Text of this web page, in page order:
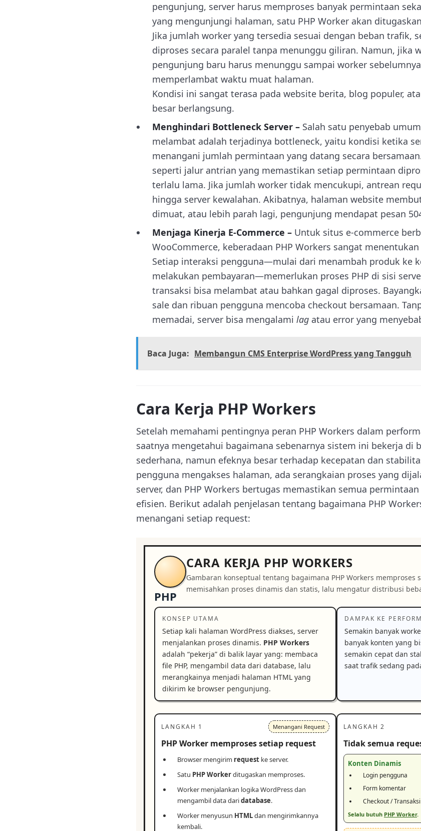
pengunjung, server harus memproses banyak permintaan
yang mengunjungi halaman, satu PHP Worker akan
Jika jumlah worker yang tersedia sesuai dengan beban trafik,
diproses secara paralel tanpa menunggu giliran. Namun, jika
pengunjung baru harus menunggu sampai worker
memperlambat waktu muat halaman.
Kondisi ini sangat terasa pada website berita, blog populer,
besar berlangsung.
Menghindari Bottleneck Server – Salah satu penyebab
melambat adalah terjadinya bottleneck, yaitu kondisi ketika
menangani jumlah permintaan yang datang secara
seperti jalur antrian yang memastikan setiap permintaan
terlalu lama. Jika jumlah worker tidak mencukupi, antrean
hingga server kewalahan. Akibatnya, halaman website
dimuat, atau lebih parah lagi, pengunjung mendapat pesan
Menjaga Kinerja E-Commerce – Untuk situs e-commerce
WooCommerce, keberadaan PHP Workers sangat
Setiap interaksi pengguna—mulai dari menambah produk ke
melakukan pembayaran—memerlukan proses PHP di sisi
transaksi bisa melambat atau bahkan gagal diproses.
sale dan ribuan pengguna mencoba checkout bersamaan.
memadai, server bisa mengalami lag atau error yang
Baca Juga: Membangun CMS Enterprise WordPress yang Tangguh
Cara Kerja PHP Workers
Setelah memahami pentingnya peran PHP Workers dalam
saatnya mengetahui bagaimana sebenarnya sistem ini bekerja di
sederhana, namun efeknya besar terhadap kecepatan dan
pengguna mengakses halaman, ada serangkaian proses yang
server, dan PHP Workers bertugas memastikan semua
efisien. Berikut adalah penjelasan tentang bagaimana PHP
menangani setiap request:
PHP
CARA KERJA PHP WORKERS
Gambaran konseptual tentang bagaimana PHP Workers memproses
memisahkan proses dinamis dan statis, lalu mengatur distribusi
KONSEP UTAMA
Setiap kali halaman WordPress diakses, server
menjalankan proses dinamis. PHP Workers
adalah “pekerja” di balik layar yang: membaca
file PHP, mengambil data dari database, lalu
merangkainya menjadi halaman HTML yang
dikirim ke browser pengunjung.
DAMPAK KE
Semakin banyak
banyak konten yang
semakin cepat dan
saat trafik sedang
LANGKAH 1 Menangani Request
PHP Worker memproses setiap request
Browser mengirim request ke server.
Satu PHP Workerditugaskan memproses.
Worker menjalankan logika WordPress dan
mengambil data daridatabase.
Worker menyusun HTMLdan mengirimkannya
kembali.
LANGKAH 2
Tidak semua
Konten Dinamis
Login pengguna
Form komentar
Checkout / Transaksi
Selalu butuh PHP Worker.